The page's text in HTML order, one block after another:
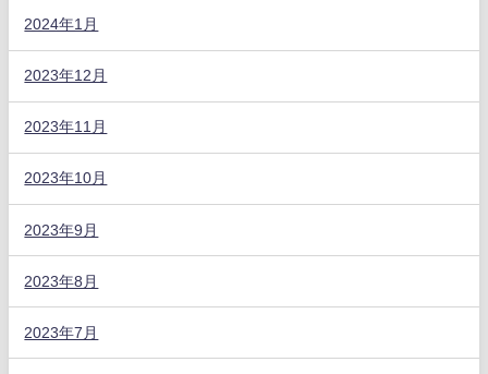
2024年1月
2023年12月
2023年11月
2023年10月
2023年9月
2023年8月
2023年7月